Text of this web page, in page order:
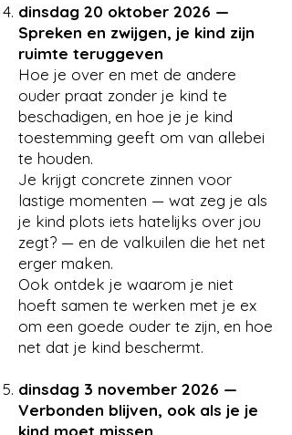
dinsdag 20 oktober 2026 —
Spreken en zwijgen, je kind zijn
ruimte teruggeven
Hoe je over en met de andere
ouder praat zonder je kind te
beschadigen, en hoe je je kind
toestemming geeft om van allebei
te houden.
Je krijgt concrete zinnen voor
lastige momenten — wat zeg je als
je kind plots iets hatelijks over jou
zegt? — en de valkuilen die het net
erger maken.
Ook ontdek je waarom je niet
hoeft samen te werken met je ex
om een goede ouder te zijn, en hoe
net dat je kind beschermt.
dinsdag 3 november 2026 —
Verbonden blijven, ook als je je
kind moet missen